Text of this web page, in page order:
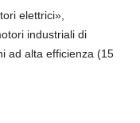
elettri­ci»,
industriali di
ad alta efficienza (15